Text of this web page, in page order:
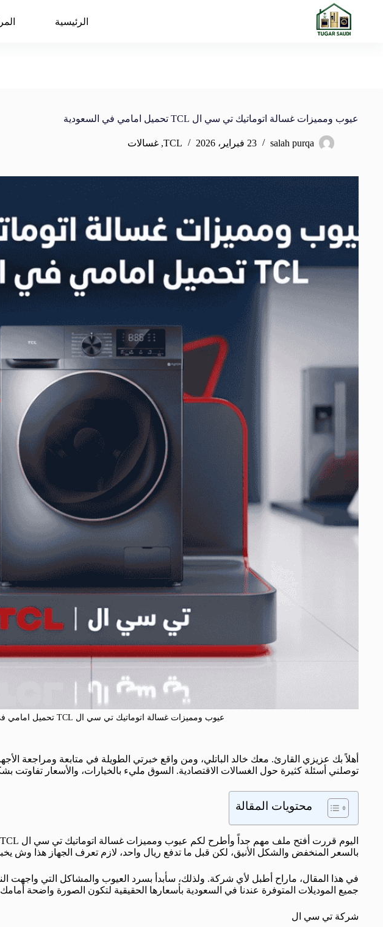
الرئيسية
عيوب ومميزات غسالة اتوماتيك تي سي ال TCL تحميل امامي في السعودية
salah purqa 23 فبراير، 2026 TCL
, غسالات
عيوب ومميزات غسالة اتوماتيك تي سي ال TCL تحميل امامي في السعودية
أهلاً بك عزيزي القارئ. معك خالد الباتلي، ومن واقع خبرتي الطويلة في متابعة ومراجعة
توصلني أسئلة كثيرة حول الغسالات الاقتصادية. السوق مليء بالخيارات، والأسعار تفاوتت
محتويات المقالة
بالسعر المنخفض والشكل الأنيق، لكن قبل ما تدفع ريال واحد، لازم تعرف الجهاز هذا وش
في هذا المقال، ماراح أطبل لأي شركة. ولذلك، سأبدأ بسرد العيوب والمشاكل التي واجهت
جميع الموديلات المتوفرة عندنا في السعودية بأسعارها الحقيقية لتكون الصورة واضحة أمامك
شركة تي سي ال